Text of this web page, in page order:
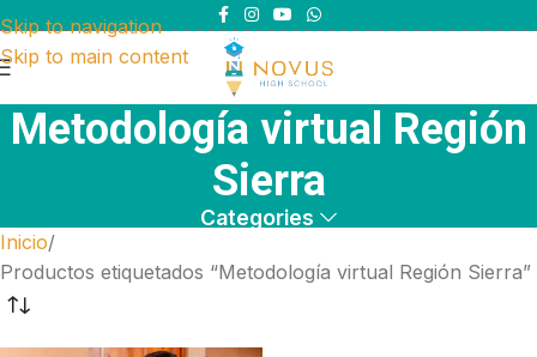
Skip to navigation
Skip to main content
Metodología virtual Región
Sierra
Categories
Inicio
Productos etiquetados “Metodología virtual Región Sierra”